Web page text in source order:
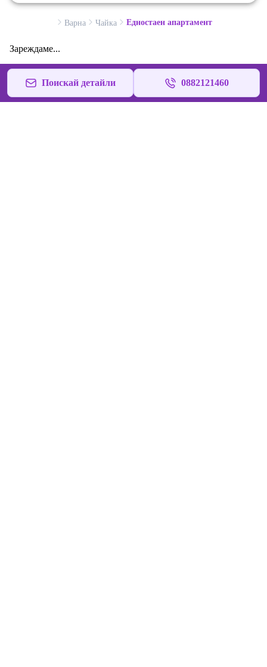
Варна Чайка Едностаен апартамент
Зареждаме...
Поискай детайли 0882121460